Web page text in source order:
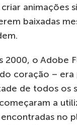
animações
baixadas
2000, o Adobe
coração –
de todos os
a
no